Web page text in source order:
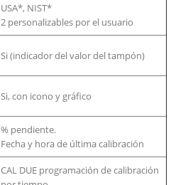
USA*, NIST*
2 personalizables por el usuario
Si (indicador del valor del tampón)
Si, con icono y gráfico
% pendiente.
Fecha y hora de última calibración
CAL DUE programación de calibración